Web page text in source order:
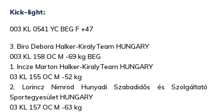
Kick-light:
003 KL 0541 YC BEG F +47
3. Biro Debora Halker-KiralyTeam HUNGARY
003 KL 158 OC M -69 kg BEG
1. Incze Marton Halker-KiralyTeam HUNGARY
03 KL 155 OC M -52 kg
2. Lorincz Nimrod Hunyadi Szabadidős és Szolgáltató
Sportegyesület HUNGARY
03 KL 157 OC M -63 kg